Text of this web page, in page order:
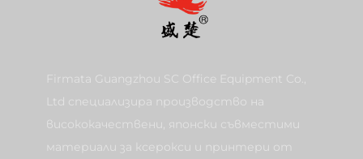
Firmata Guangzhou SC Office Equipment Co.,
Ltd специализира производство на
висококачествени, японски съвместими
материали за ксерокси и принтери от